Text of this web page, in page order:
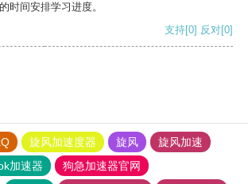
时间安排学习进度。
支持[0] 反对[0]
旋风加速度器 旋风
旋风加速
加速器
狗急加速器官网